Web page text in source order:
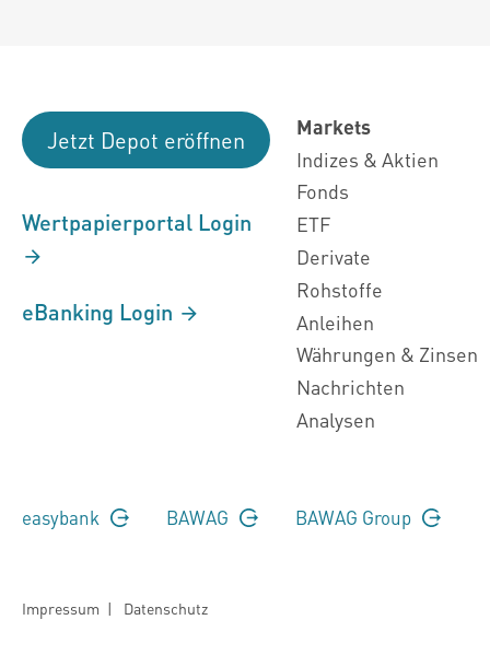
Jetzt Depot eröffnen
Wertpapierportal Login
eBanking Login
Markets
Indizes & Aktien
Fonds
ETF
Derivate
Rohstoffe
Anleihen
Währungen & Zinsen
Nachrichten
Analysen
easybank BAWAG BAWAG Group
Impressum | Datenschutz